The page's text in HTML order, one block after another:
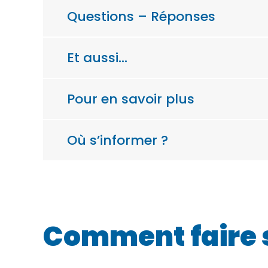
Questions – Réponses
Et aussi…
Pour en savoir plus
Où s’informer ?
Comment faire